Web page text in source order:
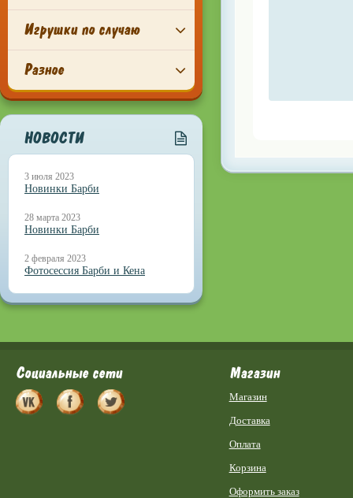
Игрушки по случаю
Разное
НОВОСТИ
3 июля 2023
Новинки Барби
28 марта 2023
Новинки Барби
2 февраля 2023
Фотосессия Барби и Кена
Социальные сети Магазин
Магазин
Доставка
Оплата
Корзина
Оформить заказ